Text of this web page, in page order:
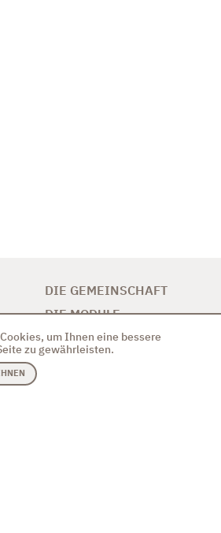
DIE GEMEINSCHAFT
DIE MODULE
BETEILIGUNG
um Ihnen eine bessere
zu gewährleisten.